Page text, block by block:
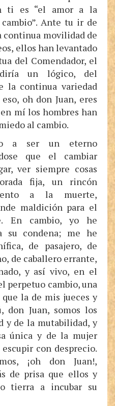
ti es “el amor a la
Ante tu ir de
continua movilidad de
ellos han levantado
del Comendador, el
diría un lógico, del
la continua variedad
oh don Juan, eres
mí los hombres han
al cambio.
a ser un eterno
que el cambiar
ver siempre cosas
fija, un rincón
a la muerte,
maldición para el
En cambio, yo he
su condena; me he
de pasajero, de
de caballero errante,
y así vivo, en el
perpetuo cambio, una
la de mis jueces y
don Juan, somos los
y de la mutabilidad, y
única y de la mujer
con desprecio.
¡oh don Juan!,
de prisa que ellos y
tierra a incubar su